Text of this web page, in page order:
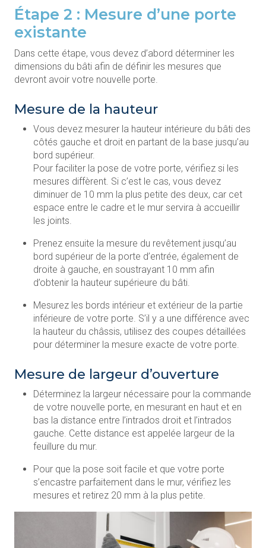
Étape 2 : Mesure d’une porte
existante
Dans cette étape, vous devez d’abord déterminer les
dimensions du bâti afin de définir les mesures que
devront avoir votre nouvelle porte.
Mesure de la hauteur
Vous devez mesurer la hauteur intérieure du bâti des
côtés gauche et droit en partant de la base jusqu’au
bord supérieur.
Pour faciliter la pose de votre porte, vérifiez si les
mesures diffèrent. Si c’est le cas, vous devez
diminuer de 10 mm la plus petite des deux, car cet
espace entre le cadre et le mur servira à accueillir
les joints.
Prenez ensuite la mesure du revêtement jusqu’au
bord supérieur de la porte d’entrée, également de
droite à gauche, en soustrayant 10 mm afin
d’obtenir la hauteur supérieure du bâti.
Mesurez les bords intérieur et extérieur de la partie
inférieure de votre porte. S’il y a une différence avec
la hauteur du châssis, utilisez des coupes détaillées
pour déterminer la mesure exacte de votre porte.
Mesure de largeur d’ouverture
Déterminez la largeur nécessaire pour la commande
de votre nouvelle porte, en mesurant en haut et en
bas la distance entre l’intrados droit et l’intrados
gauche. Cette distance est appelée largeur de la
feuillure du mur.
Pour que la pose soit facile et que votre porte
s’encastre parfaitement dans le mur, vérifiez les
mesures et retirez 20 mm à la plus petite.